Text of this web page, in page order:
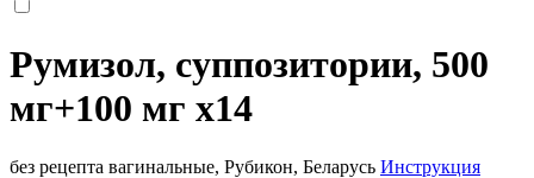
Румизол, суппозитории, 500
мг+100 мг x14
без рецепта вагинальные, Рубикон, Беларусь Инструкция